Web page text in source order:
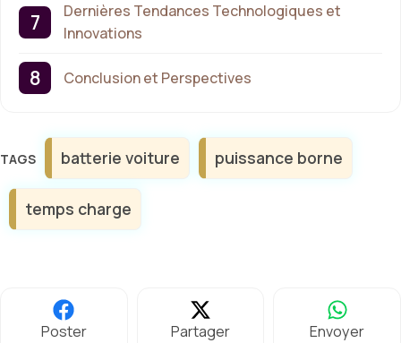
Dernières Tendances Technologiques et
Innovations
Conclusion et Perspectives
Étiquettes
batterie voiture puissance borne
temps charge
Poster Partager Envoyer